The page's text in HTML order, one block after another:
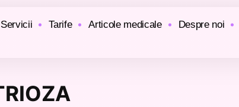
Servicii Tarife Articole medicale Despre noi